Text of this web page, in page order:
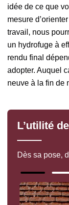
idée de ce que
mesure
travail, nous
un hydrofuge à
rendu final
adopter. Auquel
neuve à la fin de
L’utilité
Dès sa pose,